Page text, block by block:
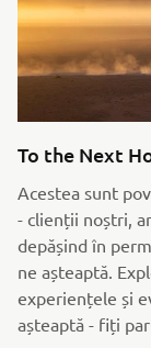
To the Next
Acestea sunt
- clienții noștri,
depășind în
ne așteaptă.
experiențele și
așteaptă - fiți